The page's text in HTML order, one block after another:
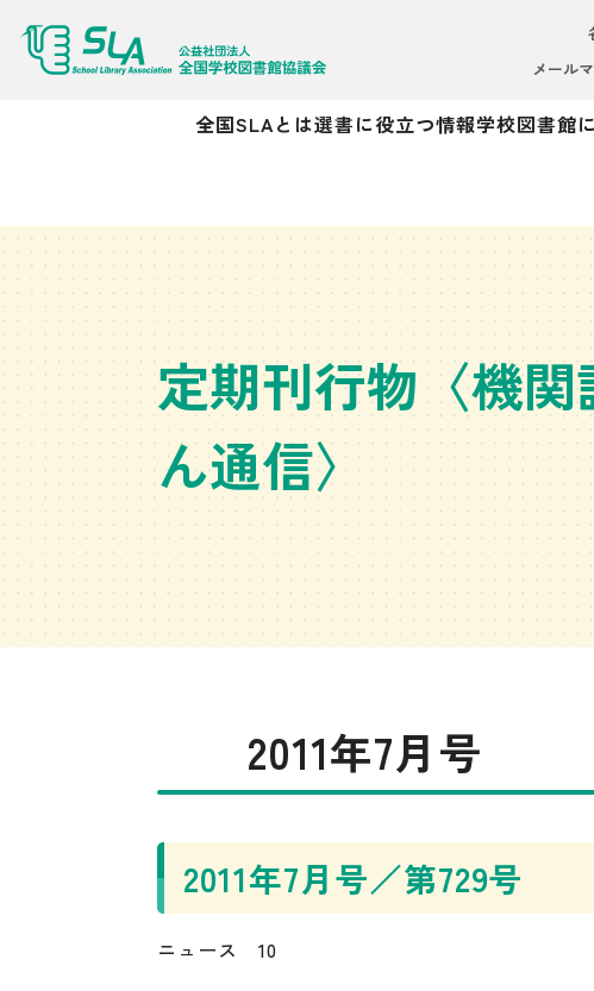
メール
全国SLAとは選書に役立つ情報学校図書館
定期刊行物〈機
ん通信〉
2011年7月号
2011年7月号／第729号
ニュース 10